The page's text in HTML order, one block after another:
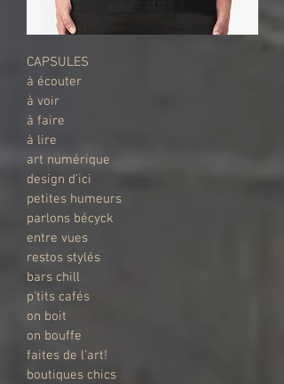
CAPSULES
à écouter
à voir
à faire
à lire
art numérique
design d'ici
petites humeurs
parlons bécyck
entre vues
restos stylés
bars chill
p'tits cafés
on boit
on bouffe
faites de l'art!
boutiques chics